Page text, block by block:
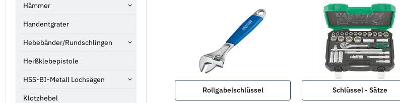
Rollgabelschlüssel Schlüssel - Sätze
Hämmer
Handentgrater
Hebebänder/Rundschlingen
Heißklebepistole
HSS-BI-Metall Lochsägen
Klotzhebel